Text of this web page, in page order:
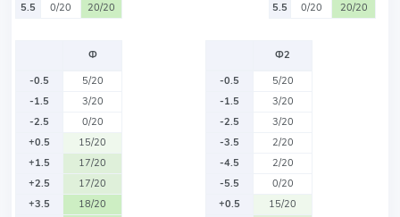
5.5
0/20 20/20
5.5
0/20 20/20
Ф
-0.5
5/20
-1.5
3/20
-2.5
0/20
+0.5
15/20
+1.5
17/20
+2.5
17/20
+3.5
18/20
Ф2
-0.5
5/20
-1.5
3/20
-2.5
3/20
-3.5
2/20
-4.5
2/20
-5.5
0/20
+0.5
15/20